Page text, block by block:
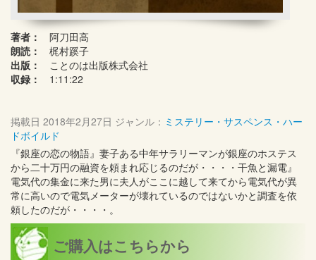
著者：
阿刀田高
朗読：
梶村蹊子
出版：
ことのは出版株式会社
収録：
1:11:22
掲載日 2018年2月27日 ジャンル： ミステリー・サスペンス・ハー
ドボイルド
『銀座の恋の物語』妻子ある中年サラリーマンが銀座のホステス
から二十万円の融資を頼まれ応じるのだが・・・・干魚と漏電』
電気代の集金に来た男に夫人がここに越して来てから電気代が異
常に高いので電気メーターが壊れているのではないかと調査を依
頼したのだが・・・・。
ご購入はこちらから